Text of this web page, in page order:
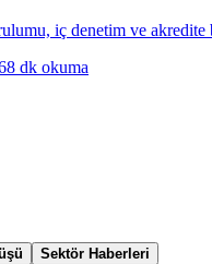
iç denetim ve akredite
8 dk okuma
Sektör Haberleri